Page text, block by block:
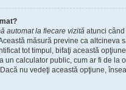
automat la fiecare vizită atunci
măsură previne ca altcineva
tot timpul, bifaţi această
un calculator public, cum ar fi de la
nu vedeţi această opţiune,